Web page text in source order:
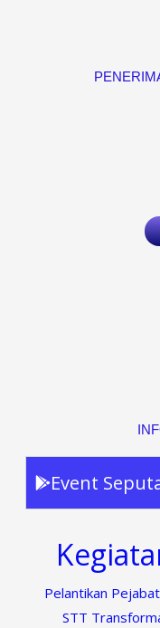
Event
Pelantikan
STT